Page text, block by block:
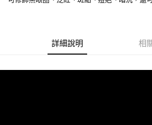
付款後全家取貨
每筆NT$85，滿NT$499(含以上)免運費
詳細說明 相